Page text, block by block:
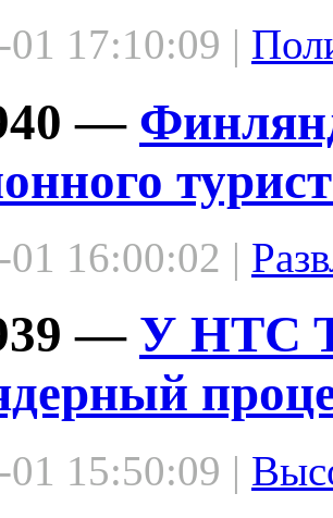
17:10:09 |
—
16:00:02 |
— У HTC
15:50:09 |